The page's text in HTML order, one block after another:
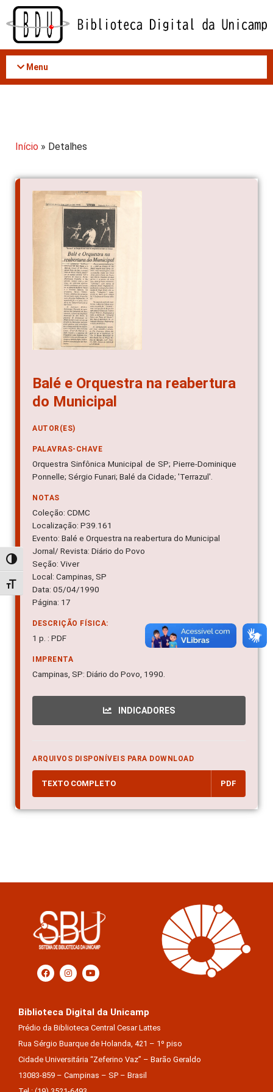
Acessar
conteúdo
Alternar alto contraste
Alternar tamanho da fonte
Menu
Início » Detalhes
Balé e Orquestra na reabertura
do Municipal
AUTOR(ES)
PALAVRAS-CHAVE
Orquestra Sinfônica Municipal de SP; Pierre-Dominique
Ponnelle; Sérgio Funari; Balé da Cidade; 'Terrazul'.
NOTAS
Coleção: CDMC
Localização: P39.161
Evento: Balé e Orquestra na reabertura do Municipal
Jornal/ Revista: Diário do Povo
Seção: Viver
Local: Campinas, SP
Data: 05/04/1990
Página: 17
DESCRIÇÃO FÍSICA:
1 p. : PDF
IMPRENTA
Campinas, SP: Diário do Povo, 1990.
INDICADORES
ARQUIVOS DISPONÍVEIS PARA DOWNLOAD
TEXTO COMPLETO PDF
Biblioteca Digital da Unicamp
Prédio da Biblioteca Central Cesar Lattes
Rua Sérgio Buarque de Holanda, 421 – 1º piso
Cidade Universitária “Zeferino Vaz” – Barão Geraldo
13083-859 – Campinas – SP – Brasil